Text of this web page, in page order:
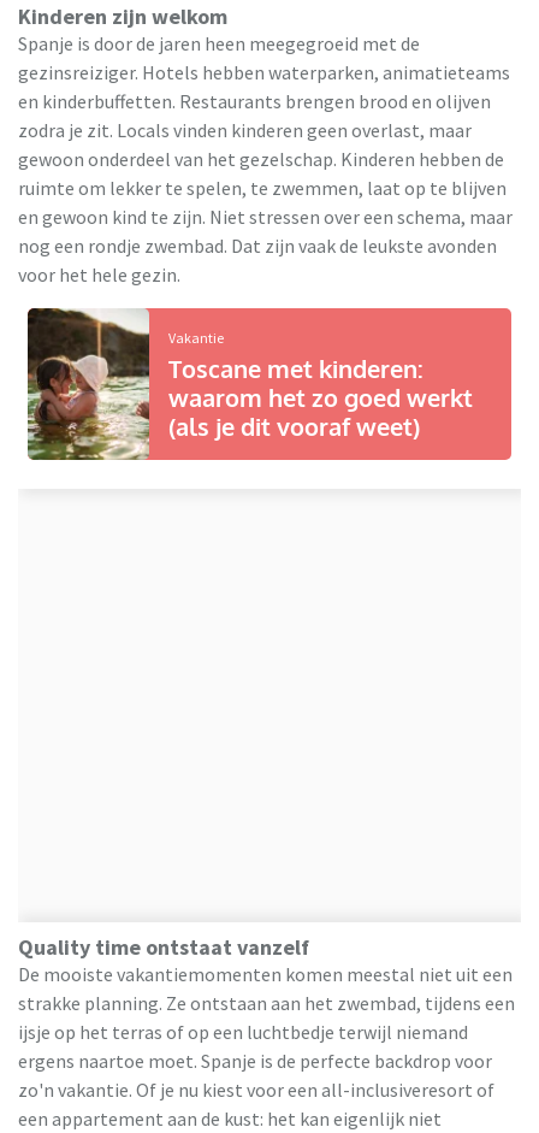
Kinderen zijn welkom
Spanje is door de jaren heen meegegroeid met de
gezinsreiziger. Hotels hebben waterparken, animatieteams
en kinderbuffetten. Restaurants brengen brood en olijven
zodra je zit. Locals vinden kinderen geen overlast, maar
gewoon onderdeel van het gezelschap. Kinderen hebben de
ruimte om lekker te spelen, te zwemmen, laat op te blijven
en gewoon kind te zijn. Niet stressen over een schema, maar
nog een rondje zwembad. Dat zijn vaak de leukste avonden
voor het hele gezin.
Vakantie
Toscane met kinderen:
waarom het zo goed werkt
(als je dit vooraf weet)
Quality time ontstaat vanzelf
De mooiste vakantiemomenten komen meestal niet uit een
strakke planning. Ze ontstaan aan het zwembad, tijdens een
ijsje op het terras of op een luchtbedje terwijl niemand
ergens naartoe moet. Spanje is de perfecte backdrop voor
zo'n vakantie. Of je nu kiest voor een all-inclusiveresort of
een appartement aan de kust: het kan eigenlijk niet